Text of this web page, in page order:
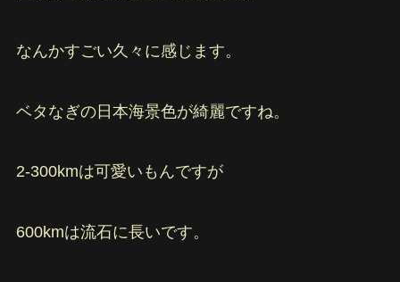
なんかすごい久々に感じます。
ベタなぎの日本海景色が綺麗ですね。
2-300kmは可愛いもんですが
600kmは流石に長いです。